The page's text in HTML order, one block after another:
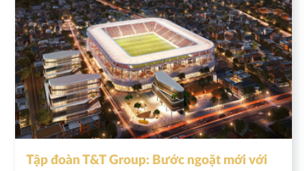
Tập đoàn T&T Group: Bước ngoặt mới với